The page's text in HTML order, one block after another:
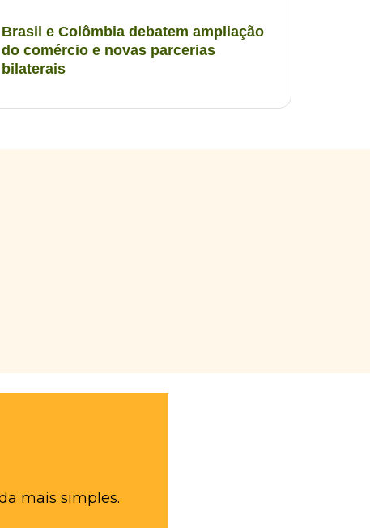
Brasil e Colômbia debatem ampliação
do comércio e novas parcerias
bilaterais
mais simples.